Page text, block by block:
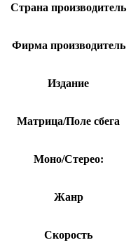
Страна производитель
Фирма производитель
Издание
Матрица/Поле сбега
Моно/Стерео:
Жанр
Скорость